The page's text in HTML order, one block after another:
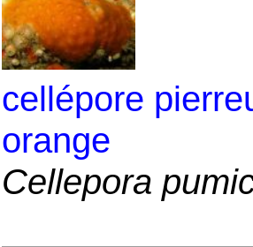
cellépore
orange
Cellepora